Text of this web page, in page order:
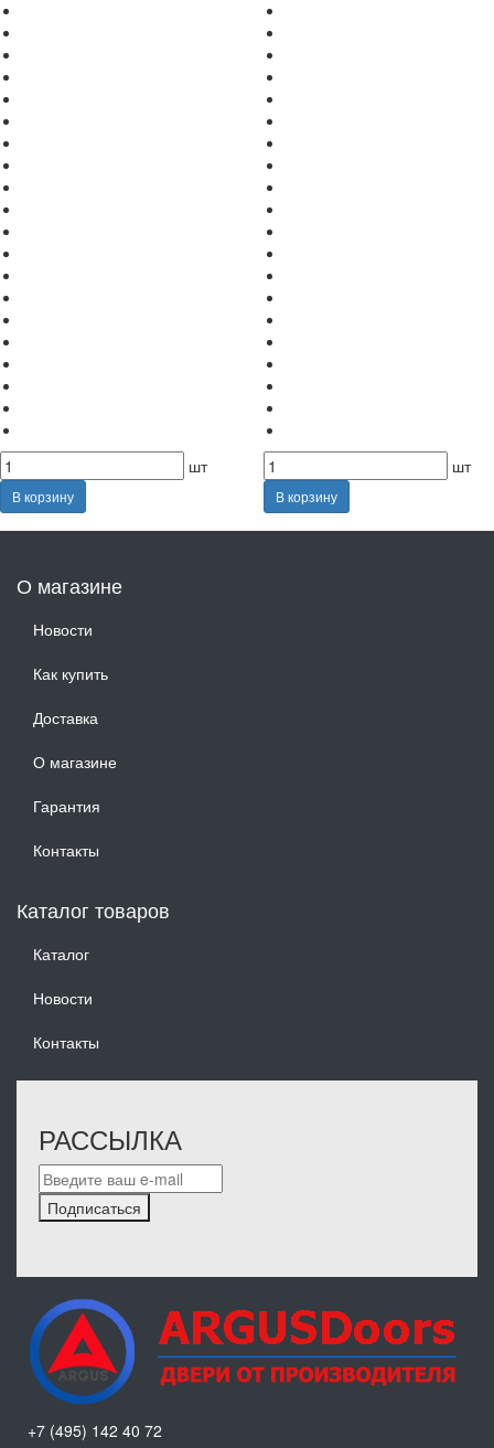
шт
В корзину
шт
В корзину
О магазине
Новости
Как купить
Доставка
О магазине
Гарантия
Контакты
Каталог товаров
Каталог
Новости
Контакты
РАССЫЛКА
Подписаться
+7 (495) 142 40 72